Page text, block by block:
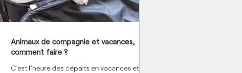
Animaux de compagnie et vacances,
comment faire ?
C’est l’heure des départs en vacances et